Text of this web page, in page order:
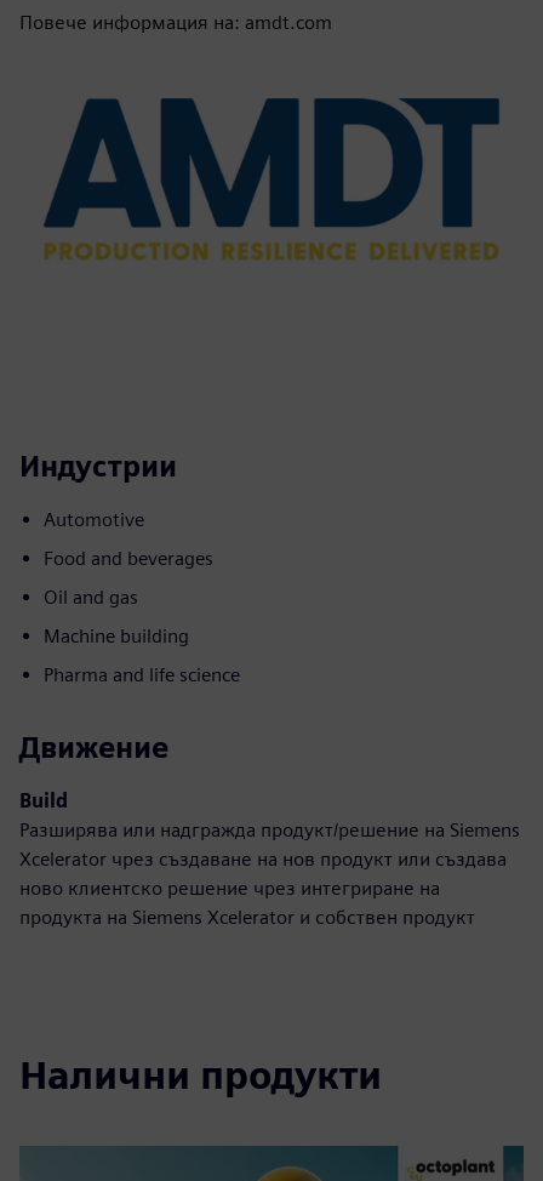
Повече информация на: amdt.com
Индустрии
Automotive
Food and beverages
Oil and gas
Machine building
Pharma and life science
Движение
Build
Разширява или надгражда продукт/решение на Siemens
Xcelerator чрез създаване на нов продукт или създава
ново клиентско решение чрез интегриране на
продукта на Siemens Xcelerator и собствен продукт
Налични продукти